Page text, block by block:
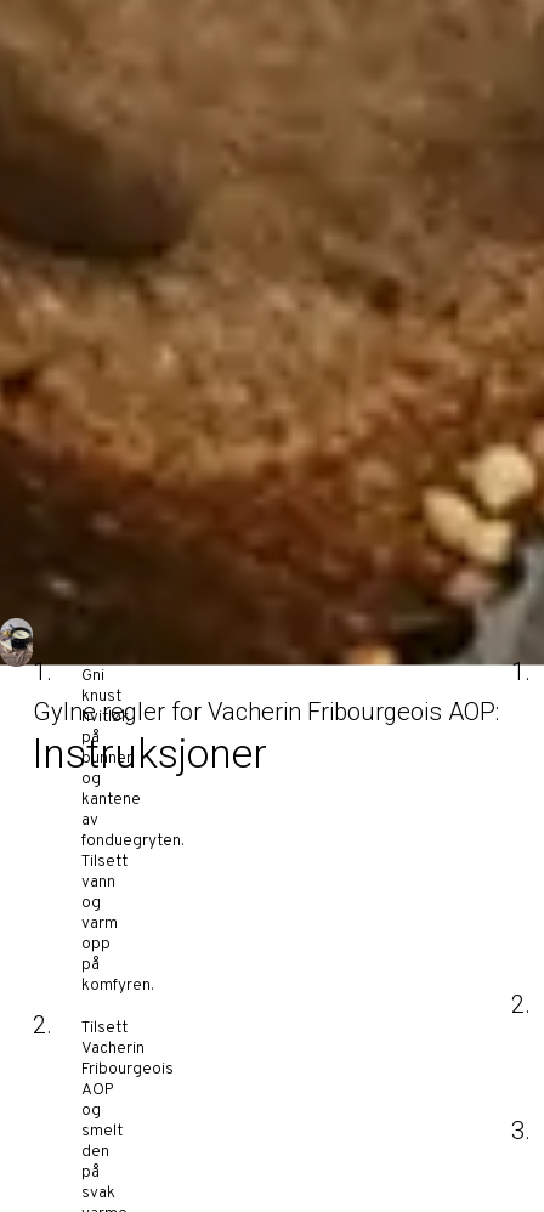
Instruksjoner
Gni
knust
hvitløk
på
bunnen
og
kantene
av
fonduegryten.
Tilsett
vann
og
varm
opp
på
komfyren.
Tilsett
Vacherin
Fribourgeois
AOP
og
smelt
den
på
svak
Gylne regler for Vacherin Fribourgeois AOP: